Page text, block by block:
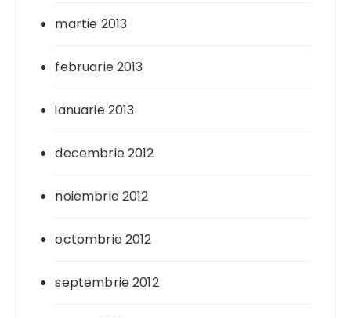
martie 2013
februarie 2013
ianuarie 2013
decembrie 2012
noiembrie 2012
octombrie 2012
septembrie 2012